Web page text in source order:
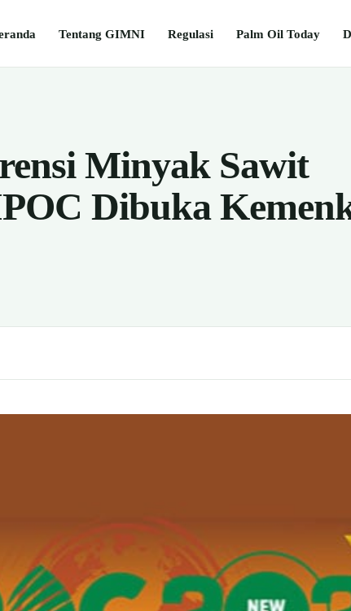
Tentang GIMNI Regulasi Palm Oil Today
Minyak Sawit
Dibuka